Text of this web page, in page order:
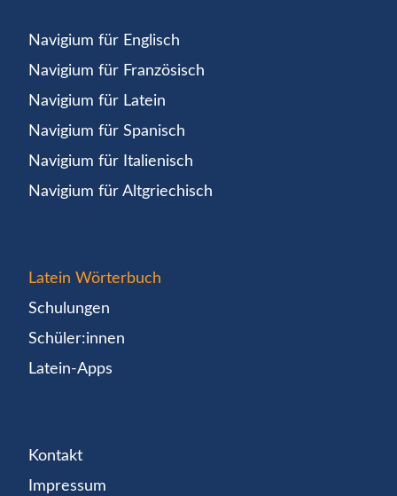
Navigium für Englisch
Navigium für Französisch
Navigium für Latein
Navigium für Spanisch
Navigium für Italienisch
Navigium für Altgriechisch
Latein Wörterbuch
Schulungen
Schüler:innen
Latein-Apps
Kontakt
Impressum